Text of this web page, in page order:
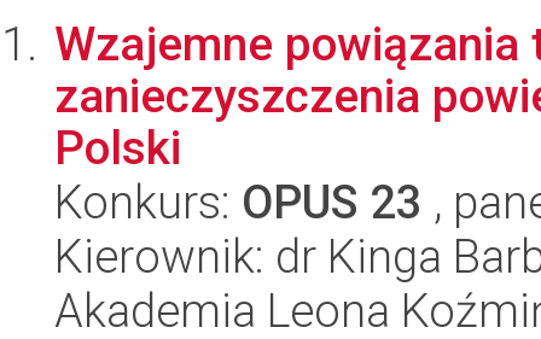
Wzajemne
zanieczyszczenia
Polski
Konkurs: OPUS 23 ,
Kierownik: dr Kinga
Akademia Leona